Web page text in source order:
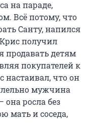
на параде,
Всё потому, что
Санту, напился
Крис получил
продавать детям
покупателей к
настаивал, что он
мужчина
росла без
мать и соседа,